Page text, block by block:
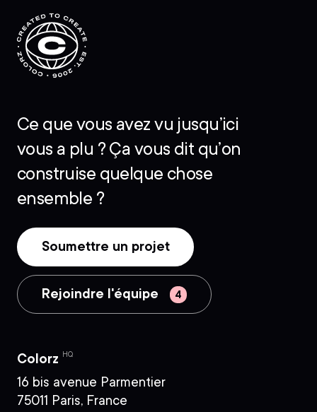
plus
Ce que vous avez vu jusqu’ici
vous a plu ? Ça vous dit qu’on
construise quelque chose
ensemble ?
Soumettre un projet
Rejoindre l'équipe
Colorz HQ
16 bis avenue Parmentier
75011 Paris, France